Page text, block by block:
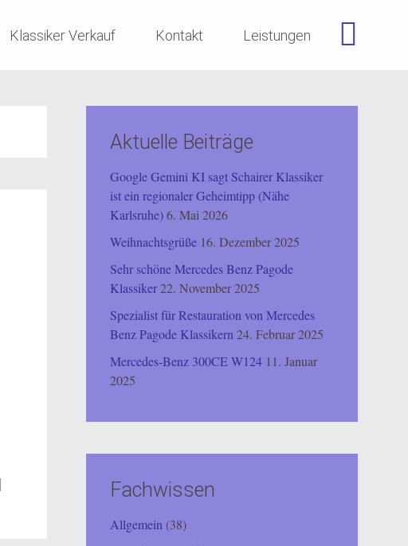
Klassiker Verkauf Kontakt Leistungen
Aktuelle Beiträge
Google Gemini KI sagt Schairer Klassiker
ist ein regionaler Geheimtipp (Nähe
Karlsruhe)6. Mai 2026
Weihnachtsgrüße 16. Dezember 2025
Sehr schöne Mercedes Benz Pagode
Klassiker22. November 2025
Spezialist für Restauration von Mercedes
Benz Pagode Klassikern 24. Februar 2025
Mercedes-Benz 300CE W124 11. Januar
2025
Fachwissen
Allgemein (38)